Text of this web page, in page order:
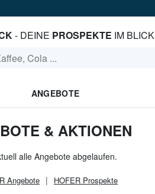
- DEINE PROSPEKTE IM BLICK
ANGEBOTE
& AKTIONEN
alle Angebote abgelaufen.
Angebote HOFER Prospekte